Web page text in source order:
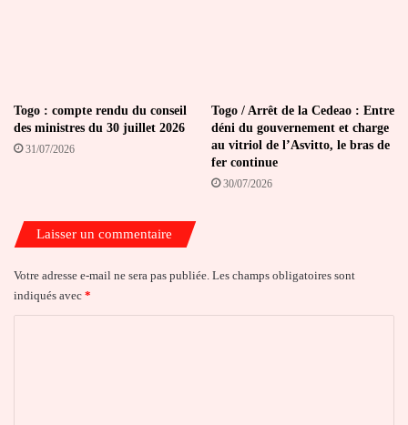
Togo : compte rendu du conseil
des ministres du 30 juillet 2026
31/07/2026
Togo / Arrêt de la Cedeao : Entre
déni du gouvernement et charge
au vitriol de l’Asvitto, le bras de
fer continue
30/07/2026
Laisser un commentaire
Votre adresse e-mail ne sera pas publiée. Les champs obligatoires sont
indiqués avec *